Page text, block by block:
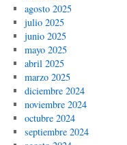
agosto 2025
julio 2025
junio 2025
mayo 2025
abril 2025
marzo 2025
diciembre 2024
noviembre 2024
octubre 2024
septiembre 2024